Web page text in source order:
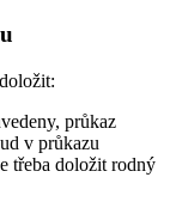
průkaz
v průkazu
třeba doložit rodný